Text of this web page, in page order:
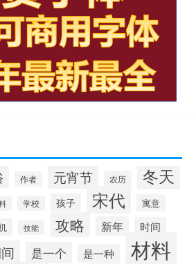
作者 元宵节 农历 冬天
学校 孩子 宋代 寓意
技能 攻略 新年 时间
是一个 是一种 材料